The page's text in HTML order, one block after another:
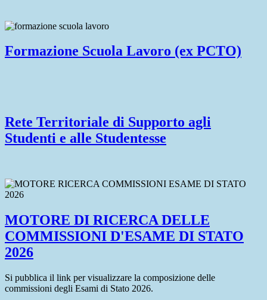
Formazione Scuola Lavoro (ex PCTO)
Rete Territoriale di Supporto agli
Studenti e alle Studentesse
MOTORE DI RICERCA DELLE
COMMISSIONI D'ESAME DI STATO
2026
Si pubblica il link per visualizzare la composizione delle
commissioni degli Esami di Stato 2026.